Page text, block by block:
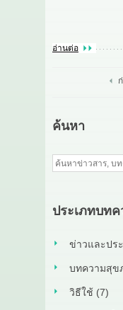
อ่านต่อ
ค้นหา
ประเภทบทค
ข่าวและปร
บทความสุข
วิธีใช้ (7)